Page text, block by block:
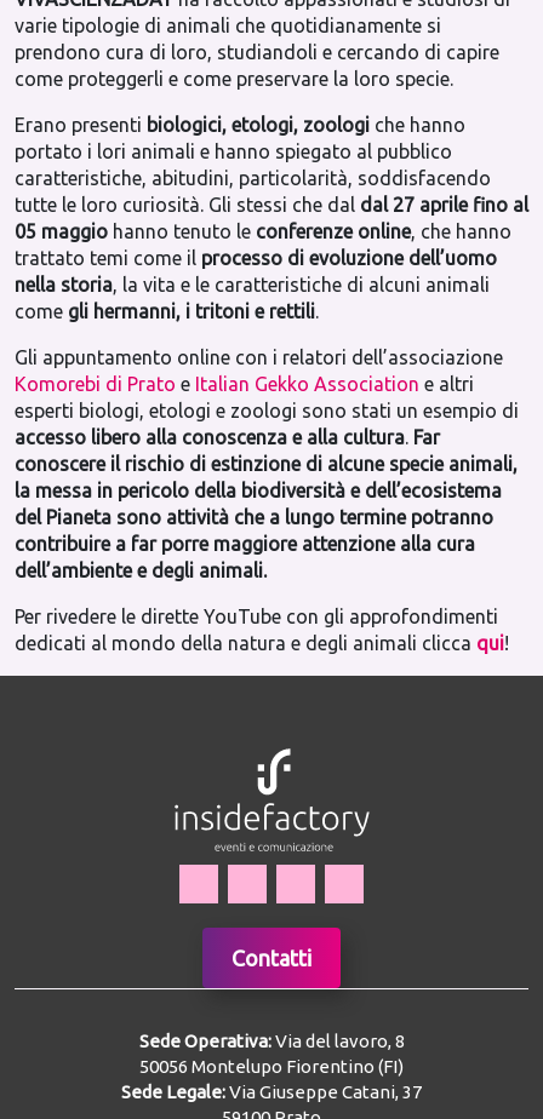
varie tipologie di animali che quotidianamente si
prendono cura di loro, studiandoli e cercando di capire
come proteggerli e come preservare la loro specie.
Erano presenti biologici, etologi, zoologi che hanno
portato i lori animali e hanno spiegato al pubblico
caratteristiche, abitudini, particolarità, soddisfacendo
tutte le loro curiosità. Gli stessi che dal dal 27 aprile fino al
05 maggio hanno tenuto le conferenze online, che hanno
trattato temi come il processo di evoluzione dell’uomo
nella storia, la vita e le caratteristiche di alcuni animali
come gli hermanni, i tritoni e rettili.
Gli appuntamento online con i relatori dell’associazione
Komorebi di Prato e Italian Gekko Association e altri
esperti biologi, etologi e zoologi sono stati un esempio di
accesso libero alla conoscenza e alla cultura. Far
conoscere il rischio di estinzione di alcune specie animali,
la messa in pericolo della biodiversità e dell’ecosistema
del Pianeta sono attività che a lungo termine potranno
contribuire a far porre maggiore attenzione alla cura
dell’ambiente e degli animali.
Per rivedere le dirette YouTube con gli approfondimenti
dedicati al mondo della natura e degli animali clicca qui!
Contatti
Sede Operativa:Via del lavoro, 8
50056 Montelupo Fiorentino (FI)
Sede Legale:Via Giuseppe Catani, 37